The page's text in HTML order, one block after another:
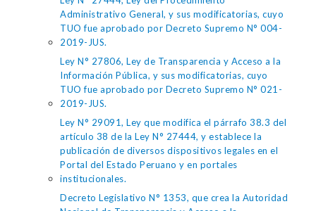
Administrativo General, y sus modificatorias, cuyo
TUO fue aprobado por Decreto Supremo N° 004-
2019-JUS.
Ley N° 27806, Ley de Transparencia y Acceso a la
Información Pública, y sus modificatorias, cuyo
TUO fue aprobado por Decreto Supremo N° 021-
2019-JUS.
Ley N° 29091, Ley que modifica el párrafo 38.3 del
artículo 38 de la Ley N° 27444, y establece la
publicación de diversos dispositivos legales en el
Portal del Estado Peruano y en portales
institucionales.
Decreto Legislativo N° 1353, que crea la Autoridad